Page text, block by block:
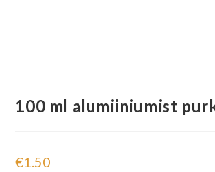
100 ml alumiiniumist
€1.50